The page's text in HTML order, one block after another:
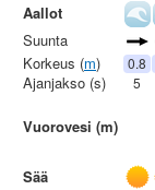
0.8
5
Aallot
Suunta
Korkeus (m)
Ajanjakso (s)
Vuorovesi (m)
Sää